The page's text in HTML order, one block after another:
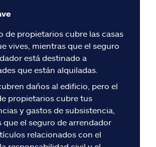
de propietarios cubre las casas
vives, mientras que el seguro
está destinado a
que están alquiladas.
daños al edificio, pero el
propietarios cubre tus
y gastos de subsistencia,
que el seguro de arrendador
relacionados con el